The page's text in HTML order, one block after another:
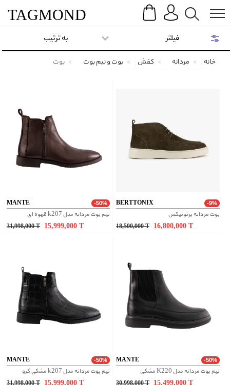
Search
TAGMOND
به ترتیب
خانه مردانه کفش بوت و نیم بوت بوت
MANTE -50%
نیم بوت مردانه مدل k207 قهوه ای
31,998,000T 15,999,000T
BERTTONIX -9%
بوت مردانه برتونیکس
18,500,000T 16,800,000 T
MANTE -50%
نیم بوت مردانه مدل k207 مشکی کرو
31,998,000T 15,999,000T
MANTE -50%
نیم بوت مردانه مدل K220 مشکی
30,998,000T 15,499,000 T
فیلتر